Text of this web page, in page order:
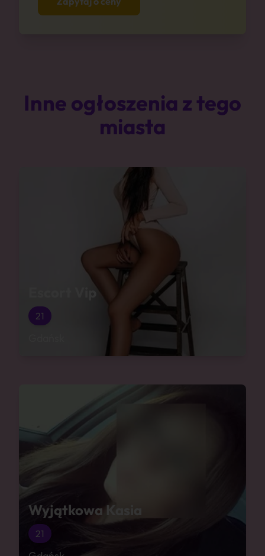
Inne ogłoszenia z tego
miasta
Escort Vip
21
Wyjątkowa Kasia
21